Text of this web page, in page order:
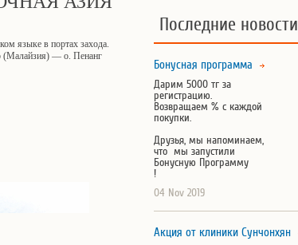
языке в портах захода.
— о. Пенанг
Последние новости
Бонусная программа
Дарим 5000 тг за
регистрацию.
Возвращаем % с каждой
покупки.
Друзья, мы напоминаем,
что мы запустили
Бонусную Программу
!
04 Nov 2019
Акция от клиники Сунчонхян